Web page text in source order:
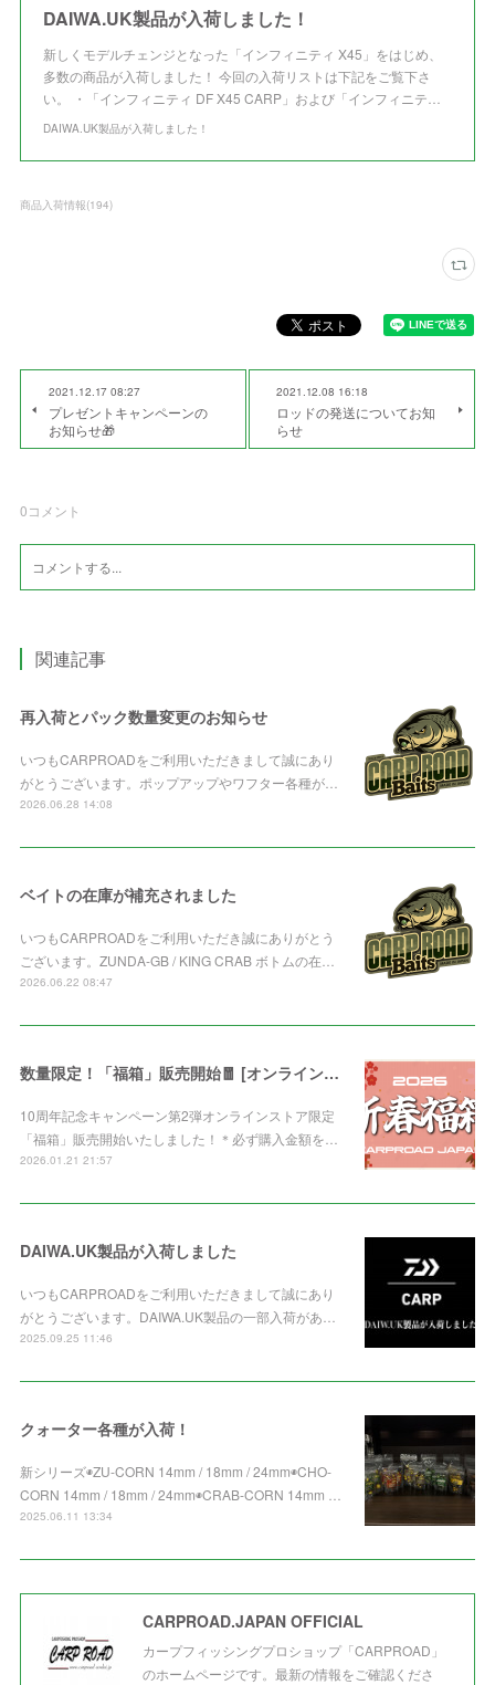
DAIWA.UK製品が入荷しました！
新しくモデルチェンジとなった「インフィニティ X45」をはじめ、
多数の商品が入荷しました！ 今回の入荷リストは下記をご覧下さ
い。 ・「インフィニティ DF X45 CARP」および「インフィニテ…
DAIWA.UK製品が入荷しました！
商品入荷情報(194)
2021.12.17 08:27
プレゼントキャンペーンの
お知らせ🎁
2021.12.08 16:18
ロッドの発送についてお知
らせ
0コメント
関連記事
再入荷とパック数量変更のお知らせ
いつもCARPROADをご利用いただきまして誠にあり
がとうございます。ポップアップやワフター各種が…
2026.06.28 14:08
ベイトの在庫が補充されました
いつもCARPROADをご利用いただき誠にありがとう
ございます。ZUNDA-GB / KING CRAB ボトムの在…
2026.06.22 08:47
数量限定！「福箱」販売開始🧧 [オンライン限定]
10周年記念キャンペーン第2弾オンラインストア限定
「福箱」販売開始いたしました！＊必ず購入金額を…
2026.01.21 21:57
DAIWA.UK製品が入荷しました
いつもCARPROADをご利用いただきまして誠にあり
がとうございます。DAIWA.UK製品の一部入荷があ…
2025.09.25 11:46
クォーター各種が入荷！
新シリーズ◉ZU-CORN 14mm / 18mm / 24mm◉CHO-
CORN 14mm / 18mm / 24mm◉CRAB-CORN 14mm …
2025.06.11 13:34
CARPROAD.JAPAN OFFICIAL
カープフィッシングプロショップ「CARPROAD」
のホームページです。最新の情報をご確認くださ